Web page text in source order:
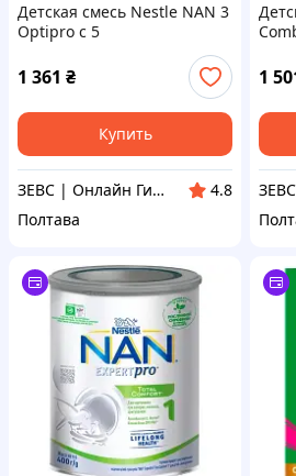
Детская смесь Nestle NAN 3
Optipro с 5
Reuteri от 12 месяцев 1 кг
(1000077)
1 361 ₴
Купить
ЗЕВС | Онлайн Гипермаркет
4.8
Полтава
1